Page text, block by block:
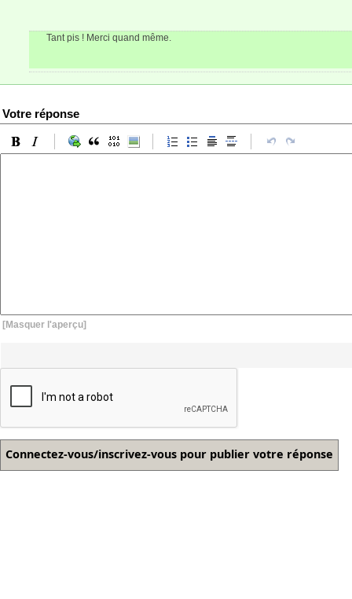
Tant pis ! Merci quand même.
Votre réponse
[Masquer l'aperçu]